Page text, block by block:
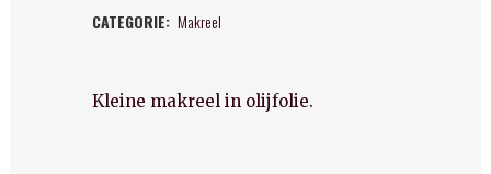
quantity
CATEGORIE: Makreel
Kleine makreel in olijfolie.